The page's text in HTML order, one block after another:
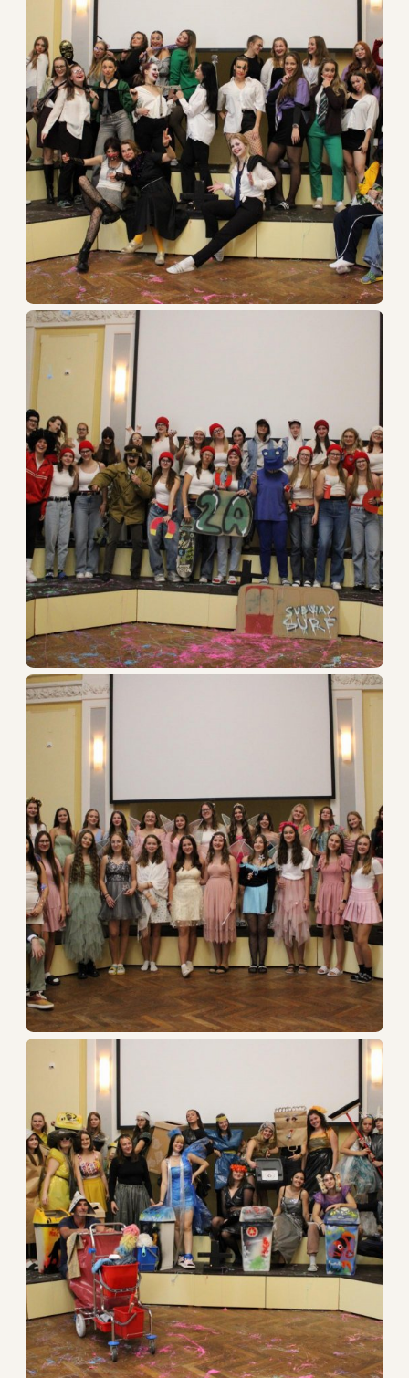
STŘEDNÍ ŠKOLA